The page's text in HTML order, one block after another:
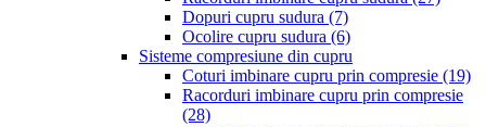
Dopuri cupru sudura (7)
Ocolire cupru sudura (6)
Sisteme compresiune din cupru
Coturi imbinare cupru prin compresie (19)
Racorduri imbinare cupru prin compresie
(28)